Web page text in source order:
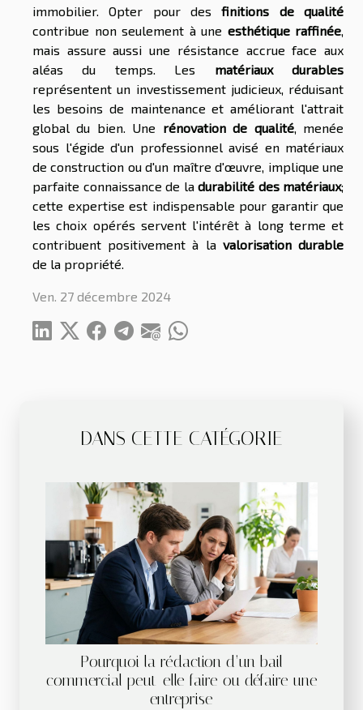
DANS CETTE CATÉGORIE
Pourquoi la rédaction d’un bail
commercial peut-elle faire ou défaire une
entreprise
immobilier. Opter pour desfinitions de qualité
contribue non seulement à une esthétique raffinée
mais assure aussi une résistance accrue face aux
aléas du temps. Les matériaux durables
représentent un investissement judicieux, réduisant
les besoins de maintenance et améliorant l'attrait
global du bien. Une rénovation de qualité, menée
sous l'égide d'un professionnel avisé en matériaux
de construction ou d'un maître d'œuvre, implique une
parfaite connaissance de la durabilité des matériaux;
cette expertise est indispensable pour garantir que
les choix opérés servent l'intérêt à long terme et
contribuent positivement à la valorisation durable
de la propriété.
Ven. 27 décembre 2024